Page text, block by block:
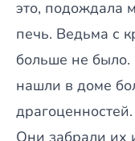
это, подождала
печь. Ведьма с
больше не было.
нашли в доме
драгоценностей.
Они забрали их